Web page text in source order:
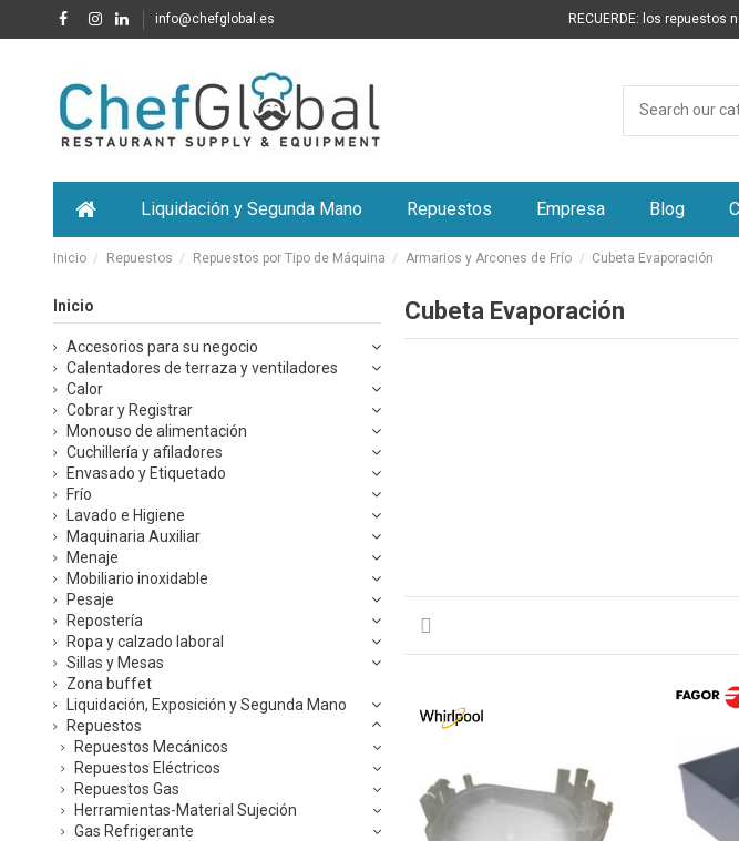
info@chefglobal.es RECUERDE: los
Liquidación y Segunda Mano Repuestos Empresa Blog
Inicio Repuestos Repuestos por Tipo de Máquina Armarios y Arcones de Frío Cubeta Evaporación
Cubeta Evaporación
Inicio
Accesorios para su negocio
Calentadores de terraza y ventiladores
Calor
Cobrar y Registrar
Monouso de alimentación
Cuchillería y afiladores
Envasado y Etiquetado
Frío
Lavado e Higiene
Maquinaria Auxiliar
Menaje
Mobiliario inoxidable
Pesaje
Repostería
Ropa y calzado laboral
Sillas y Mesas
Zona buffet
Liquidación, Exposición y Segunda Mano
Repuestos
Repuestos Mecánicos
Repuestos Eléctricos
Repuestos Gas
Herramientas-Material Sujeción
Gas Refrigerante